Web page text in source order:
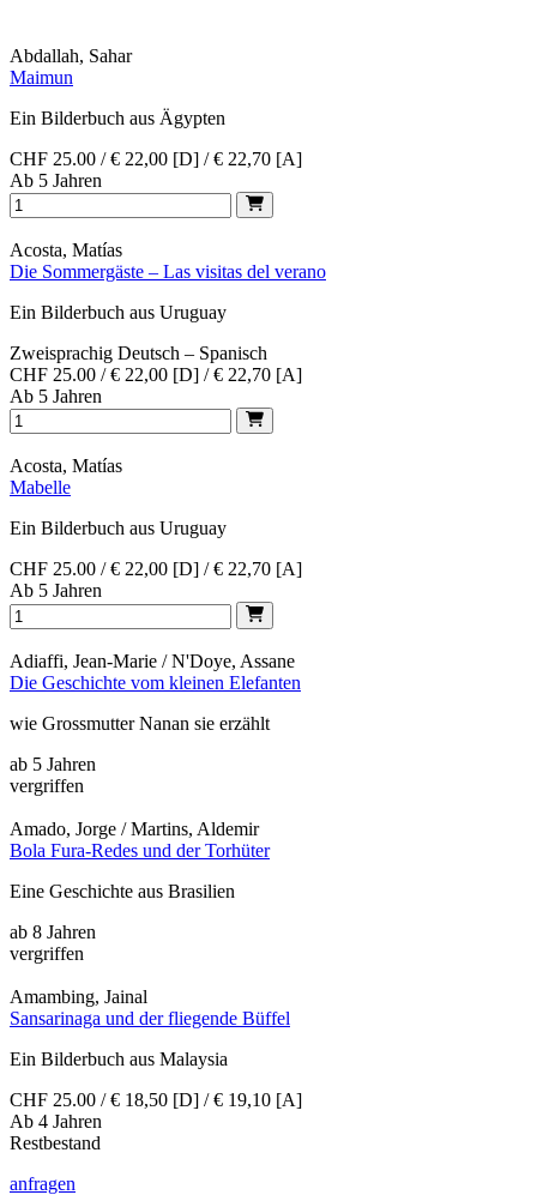
Abdallah, Sahar
Maimun
Ein Bilderbuch aus Ägypten
CHF 25.00 / € 22,00 [D] / € 22,70 [A]
Ab 5 Jahren
Acosta, Matías
Die Sommergäste – Las visitas del verano
Ein Bilderbuch aus Uruguay
Zweisprachig Deutsch – Spanisch
CHF 25.00 / € 22,00 [D] / € 22,70 [A]
Ab 5 Jahren
Acosta, Matías
Mabelle
Ein Bilderbuch aus Uruguay
CHF 25.00 / € 22,00 [D] / € 22,70 [A]
Ab 5 Jahren
Adiaffi, Jean-Marie / N'Doye, Assane
Die Geschichte vom kleinen Elefanten
wie Grossmutter Nanan sie erzählt
ab 5 Jahren
vergriffen
Amado, Jorge / Martins, Aldemir
Bola Fura-Redes und der Torhüter
Eine Geschichte aus Brasilien
ab 8 Jahren
vergriffen
Amambing, Jainal
Sansarinaga und der fliegende Büffel
Ein Bilderbuch aus Malaysia
CHF 25.00 / € 18,50 [D] / € 19,10 [A]
Ab 4 Jahren
Restbestand
anfragen